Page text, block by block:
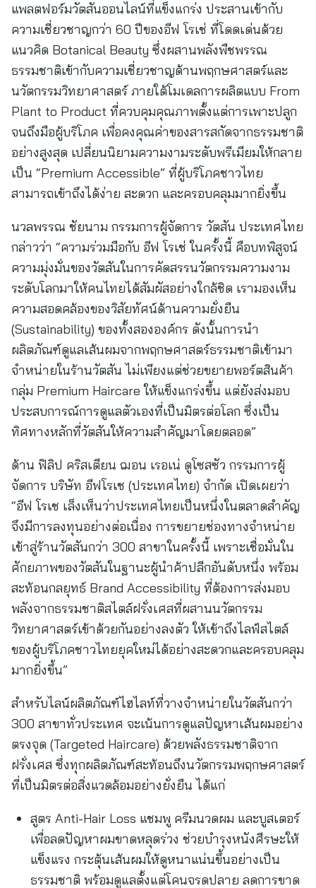
แพลตฟอร์มวัตสันออนไลน์ที่แข็งแกร่ง ประสานเข้ากับ
ความเชี่ยวชาญกว่า 60 ปีของอีฟ โรเช่ ที่โดดเด่นด้วย
แนวคิด Botanical Beauty ซึ่งผสานพลังพืชพรรณ
ธรรมชาติเข้ากับความเชี่ยวชาญด้านพฤกษศาสตร์และ
นวัตกรรมวิทยาศาสตร์ ภายใต้โมเดลการผลิตแบบ From
Plant to Product ที่ควบคุมคุณภาพตั้งแต่การเพาะปลูก
จนถึงมือผู้บริโภค เพื่อคงคุณค่าของสารสกัดจากธรรมชาติ
อย่างสูงสุด เปลี่ยนนิยามความงามระดับพรีเมียมให้กลาย
เป็น “Premium Accessible” ที่ผู้บริโภคชาวไทย
สามารถเข้าถึงได้ง่าย สะดวก และครอบคลุมมากยิ่งขึ้น
นวลพรรณ ชัยนาม กรรมการผู้จัดการ วัตสัน ประเทศไทย
กล่าวว่า “ความร่วมมือกับ อีฟ โรเช่ ในครั้งนี้ คือบทพิสูจน์
ความมุ่งมั่นของวัตสันในการคัดสรรนวัตกรรมความงาม
ระดับโลกมาให้คนไทยได้สัมผัสอย่างใกล้ชิด เรามองเห็น
ความสอดคล้องของวิสัยทัศน์ด้านความยั่งยืน
(Sustainability) ของทั้งสององค์กร ดังนั้นการนำ
ผลิตภัณฑ์ดูแลเส้นผมจากพฤกษศาสตร์ธรรมชาติเข้ามา
จำหน่ายในร้านวัตสัน ไม่เพียงแต่ช่วยขยายพอร์ตสินค้า
กลุ่ม Premium Haircare ให้แข็งแกร่งขึ้น แต่ยังส่งมอบ
ประสบการณ์การดูแลตัวเองที่เป็นมิตรต่อโลก ซึ่งเป็น
ทิศทางหลักที่วัตสันให้ความสำคัญมาโดยตลอด”
ด้าน ฟิลิป คริสเตียน ฌอน เรอเน่ ดูโซสซัว กรรมการผู้
จัดการ บริษัท อีฟโรเช (ประเทศไทย) จำกัด เปิดเผยว่า
“อีฟ โรเช เล็งเห็นว่าประเทศไทยเป็นหนึ่งในตลาดสำคัญ
จึงมีการลงทุนอย่างต่อเนื่อง การขยายช่องทางจำหน่าย
เข้าสู่ร้านวัตสันกว่า 300 สาขาในครั้งนี้ เพราะเชื่อมั่นใน
ศักยภาพของวัตสันในฐานะผู้นำค้าปลีกอันดับหนึ่ง พร้อม
สะท้อนกลยุทธ์ Brand Accessibility ที่ต้องการส่งมอบ
พลังจากธรรมชาติสไตล์ฝรั่งเศสที่ผสานนวัตกรรม
วิทยาศาสตร์เข้าด้วยกันอย่างลงตัว ให้เข้าถึงไลฟ์สไตล์
ของผู้บริโภคชาวไทยยุคใหม่ได้อย่างสะดวกและครอบคลุม
มากยิ่งขึ้น”
สำหรับไลน์ผลิตภัณฑ์ไฮไลท์ที่วางจำหน่ายในวัตสันกว่า
300 สาขาทั่วประเทศ จะเน้นการดูแลปัญหาเส้นผมอย่าง
ตรงจุด (Targeted Haircare) ด้วยพลังธรรมชาติจาก
ฝรั่งเศส ซึ่งทุกผลิตภัณฑ์สะท้อนถึงนวัตกรรมพฤกษศาสตร์
ที่เป็นมิตรต่อสิ่งแวดล้อมอย่างยั่งยืน ได้แก่
สูตร Anti-Hair Loss แชมพู ครีมนวดผม และบูสเตอร์
เพื่อลดปัญหาผมขาดหลุดร่วง ช่วยบำรุงหนังศีรษะให้
แข็งแรง กระตุ้นเส้นผมให้ดูหนาแน่นขึ้นอย่างเป็น
ธรรมชาติ พร้อมดูแลตั้งแต่โคนจรดปลาย ลดการขาด